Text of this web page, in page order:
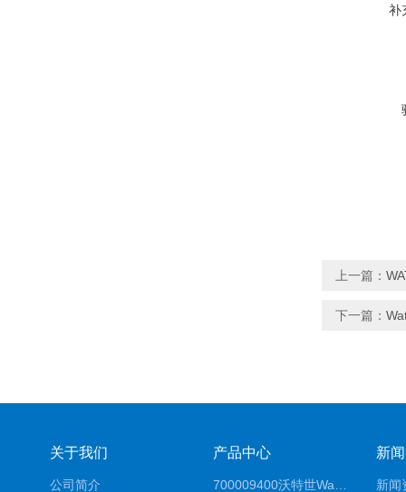
补
上一篇：
下一篇：
关于我们
公司简介
产品中心 新
新闻